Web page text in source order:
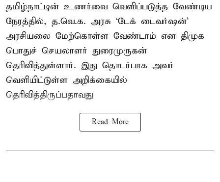
தமிழ்நாட்டின் உணர்வை வெளிப்படுத்த வேண்டிய
நேரத்தில், த.வெ.க. அரசு ‘டேக் டைவர்ஷன்’
அரசியலை மேற்கொள்ள வேண்டாம் என திமுக
பொதுச் செயலாளர் துரைமுருகன்
தெரிவித்துள்ளார். இது தொடர்பாக அவர்
வெளியிட்டுள்ள அறிக்கையில்
தெரிவித்திருப்பதாவது
Read More